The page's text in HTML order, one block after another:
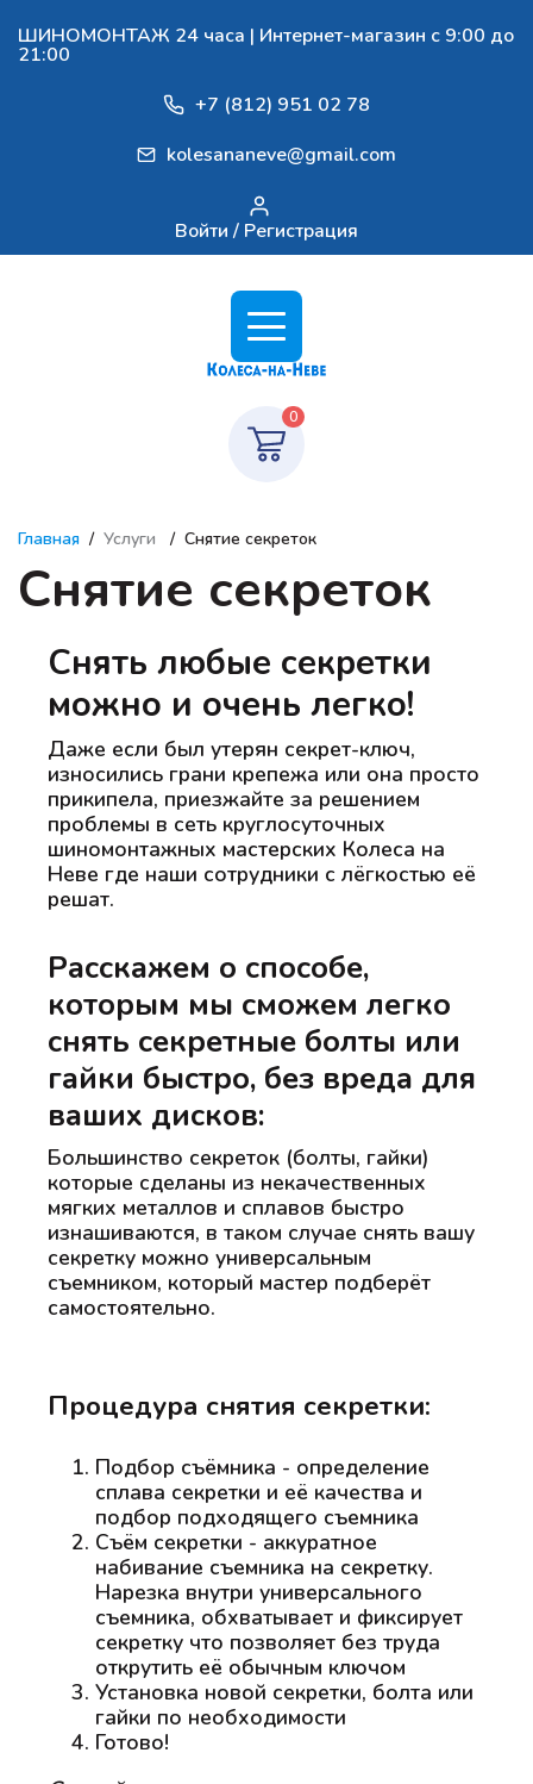
ШИНОМОНТАЖ 24 часа | Интернет-магазин с 9:00 до
21:00
+7 (812) 951 02 78
kolesananeve@gmail.com
Войти / Регистрация
0
Главная Услуги Снятие секреток
Снятие секреток
Снять любые секретки
можно и очень легко!
Даже если был утерян секрет-ключ,
износились грани крепежа или она просто
прикипела, приезжайте за решением
проблемы в сеть круглосуточных
шиномонтажных мастерских Колеса на
Неве где наши сотрудники с лёгкостью её
решат.
Расскажем о способе,
которым мы сможем легко
снять секретные болты или
гайки быстро, без вреда для
ваших дисков:
Большинство секреток (болты, гайки)
которые сделаны из некачественных
мягких металлов и сплавов быстро
изнашиваются, в таком случае снять вашу
секретку можно универсальным
съемником, который мастер подберёт
самостоятельно.
Процедура снятия секретки:
Подбор съёмника - определение
сплава секретки и её качества и
подбор подходящего съемника
Съём секретки - аккуратное
набивание съемника на секретку.
Нарезка внутри универсального
съемника, обхватывает и фиксирует
секретку что позволяет без труда
открутить её обычным ключом
Установка новой секретки, болта или
гайки по необходимости
Готово!